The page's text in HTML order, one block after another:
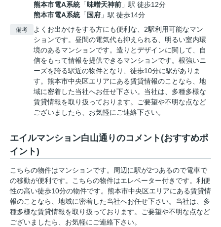
熊本市電A系統「 味噌天神前 」駅 徒歩12分
熊本市電A系統「 国府 」駅 徒歩14分
備考
よくお出かけをする方にも便利な、2駅利用可能なマン
ションです。昼間の電気代も抑えられる、明るい室内環
境のあるマンションです。造りとデザインに関して、自
信をもって情報を提供できるマンションです。根強いニ
ーズを誇る駅近の物件となり、徒歩10分に駅がありま
す。熊本市中央区エリアにある賃貸情報のことなら、地
域に密着した当社へお任せ下さい。当社は、多種多様な
賃貸情報を取り扱っております。ご要望や不明な点など
ございましたら、お気軽にご連絡下さい。
エイルマンション白山通りのコメント(おすすめポ
イント)
こちらの物件はマンションです。周辺に駅が2つあるので電車で
の移動が便利です。こちらの物件はエレベーター付きです。利便
性の高い徒歩10分の物件です。熊本市中央区エリアにある賃貸情
報のことなら、地域に密着した当社へお任せ下さい。当社は、多
種多様な賃貸情報を取り扱っております。ご要望や不明な点など
ございましたら、お気軽にご連絡下さい。